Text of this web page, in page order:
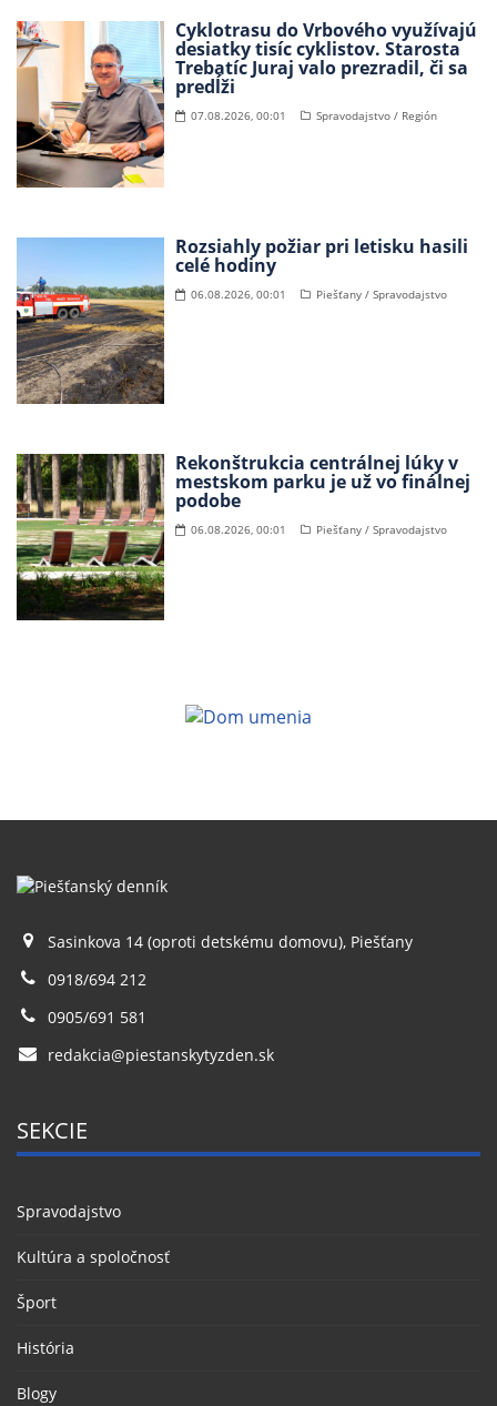
Cyklotrasu do Vrbového využívajú
desiatky tisíc cyklistov. Starosta
Trebatíc Juraj valo prezradil, či sa
predĺži
07.08.2026, 00:01 Spravodajstvo / Región
Rozsiahly požiar pri letisku hasili
celé hodiny
06.08.2026, 00:01 Piešťany / Spravodajstvo
Rekonštrukcia centrálnej lúky v
mestskom parku je už vo finálnej
podobe
06.08.2026, 00:01 Piešťany / Spravodajstvo
Sasinkova 14 (oproti detskému domovu), Piešťany
0918/694 212
0905/691 581
redakcia@piestanskytyzden.sk
SEKCIE
Spravodajstvo
Kultúra a spoločnosť
Šport
História
Blogy